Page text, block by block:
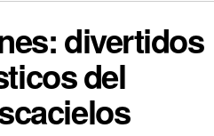
divertidos
del